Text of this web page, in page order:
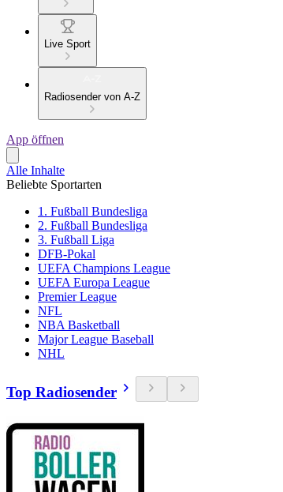
Live Sport
Radiosender von A-Z
App öffnen
Alle Inhalte
Beliebte Sportarten
1. Fußball Bundesliga
2. Fußball Bundesliga
3. Fußball Liga
DFB-Pokal
UEFA Champions League
UEFA Europa League
Premier League
NFL
NBA Basketball
Major League Baseball
NHL
Top Radiosender